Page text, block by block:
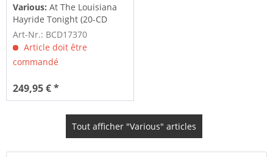
Various:At The Louisiana
Hayride Tonight (20-CD
Deluxe...
Art-Nr.: BCD17370
Article doit être
commandé
249,95 € *
Tout afficher "Various" articles